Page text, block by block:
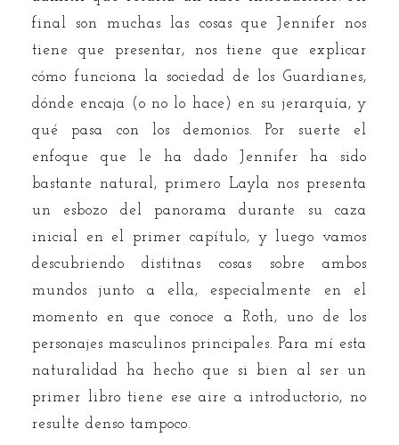
final son muchas las cosas que Jennifer nos
tiene que presentar, nos tiene que explicar
cómo funciona la sociedad de los Guardianes,
dónde encaja (o no lo hace) en su jerarquía, y
qué pasa con los demonios. Por suerte el
enfoque que le ha dado Jennifer ha sido
bastante natural, primero Layla nos presenta
un esbozo del panorama durante su caza
inicial en el primer capítulo, y luego vamos
descubriendo distitnas cosas sobre ambos
mundos junto a ella, especialmente en el
momento en que conoce a Roth, uno de los
personajes masculinos principales. Para mí esta
naturalidad ha hecho que si bien al ser un
primer libro tiene ese aire a introductorio, no
resulte denso tampoco.